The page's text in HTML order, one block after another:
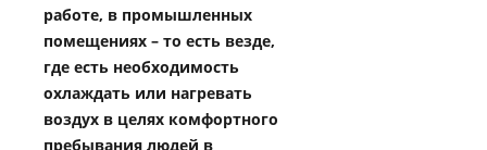
работе, в промышленных
помещениях – то есть везде,
где есть необходимость
охлаждать или нагревать
воздух в целях комфортного
пребывания людей в